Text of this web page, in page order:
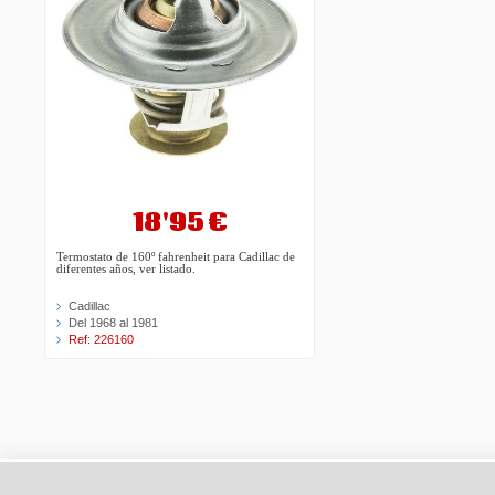
18'95 €
Termostato de 160º fahrenheit para Cadillac de
diferentes años, ver listado.
Cadillac
Del 1968 al 1981
Ref: 226160